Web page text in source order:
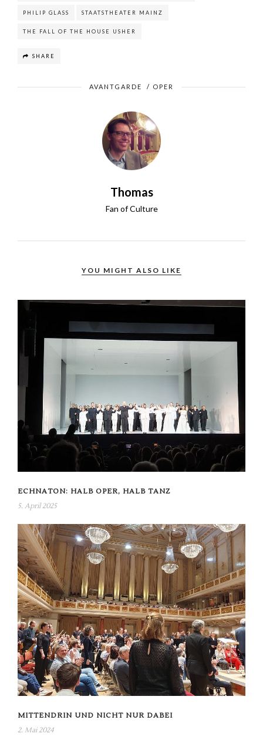
PHILIP GLASS STAATSTHEATER MAINZ
THE FALL OF THE HOUSE USHER
SHARE
AVANTGARDE / OPER
Thomas
Fan of Culture
YOU MIGHT ALSO LIKE
ECHNATON: HALB OPER, HALB TANZ
5. April 2025
MITTENDRIN UND NICHT NUR DABEI
2. Mai 2024